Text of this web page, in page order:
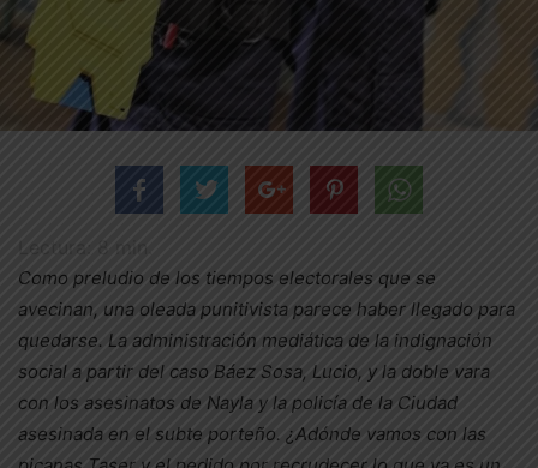
Como preludio de los tiempos electorales que se
avecinan, una oleada punitivista parece haber llegado para
quedarse. La administración mediática de la indignación
social a partir del caso Báez Sosa, Lucio, y la doble vara
con los asesinatos de Nayla y la policía de la Ciudad
asesinada en el subte porteño. ¿Adónde vamos con las